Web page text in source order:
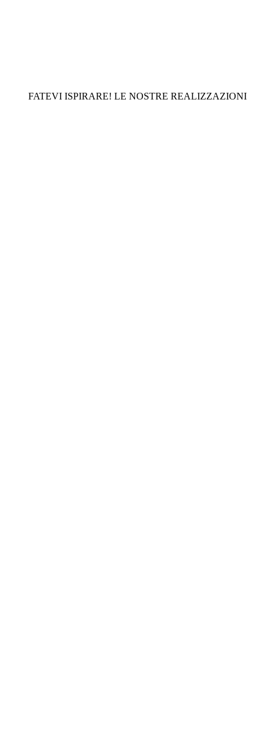
FATEVI ISPIRARE! LE NOSTRE REALIZZAZIONI